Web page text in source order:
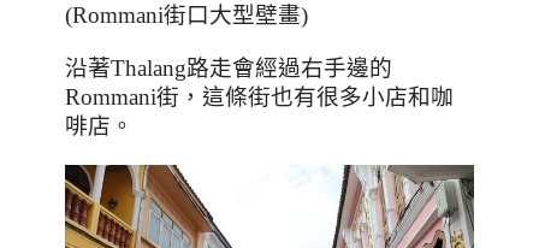
(Rommani街口大型壁畫)
沿著Thalang路走會經過右手邊的
Rommani街，這條街也有很多小店和咖
啡店。